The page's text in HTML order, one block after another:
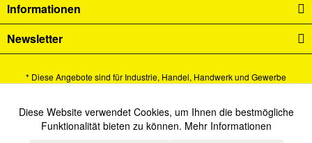
Informationen
Newsletter
* Diese Angebote sind für Industrie, Handel, Handwerk und Gewerbe
Alle Preise verstehen sich zzgl. Mehrwertsteuer undVersandkostenund ggf.
Nachnahmegebühren, wenn nicht anders beschrieben.
Funktionale Aktiv
Diese Website verwendet Cookies, um Ihnen die bestmögliche
Funktionalität bieten zu können. Mehr Informationen